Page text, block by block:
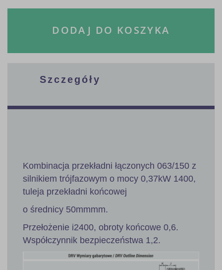
DODAJ DO KOSZYKA
Szczegóły
Kombinacja przekładni łączonych 063/150 z
silnikiem trójfazowym o mocy 0,37kW 1400,
tuleja przekładni końcowej
o średnicy 50mmmm.
Przełożenie i2400, obroty końcowe 0,6.
Współczynnik bezpieczeństwa 1,2.